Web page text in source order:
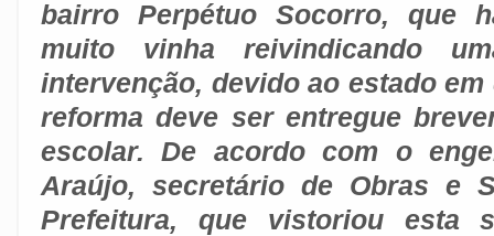
bairro Perpétuo Socorro, que
muito vinha reivindicando
intervenção, devido ao estado
reforma deve ser entregue
escolar. De acordo com o
Araújo, secretário de Obras e
Prefeitura, que vistoriou esta